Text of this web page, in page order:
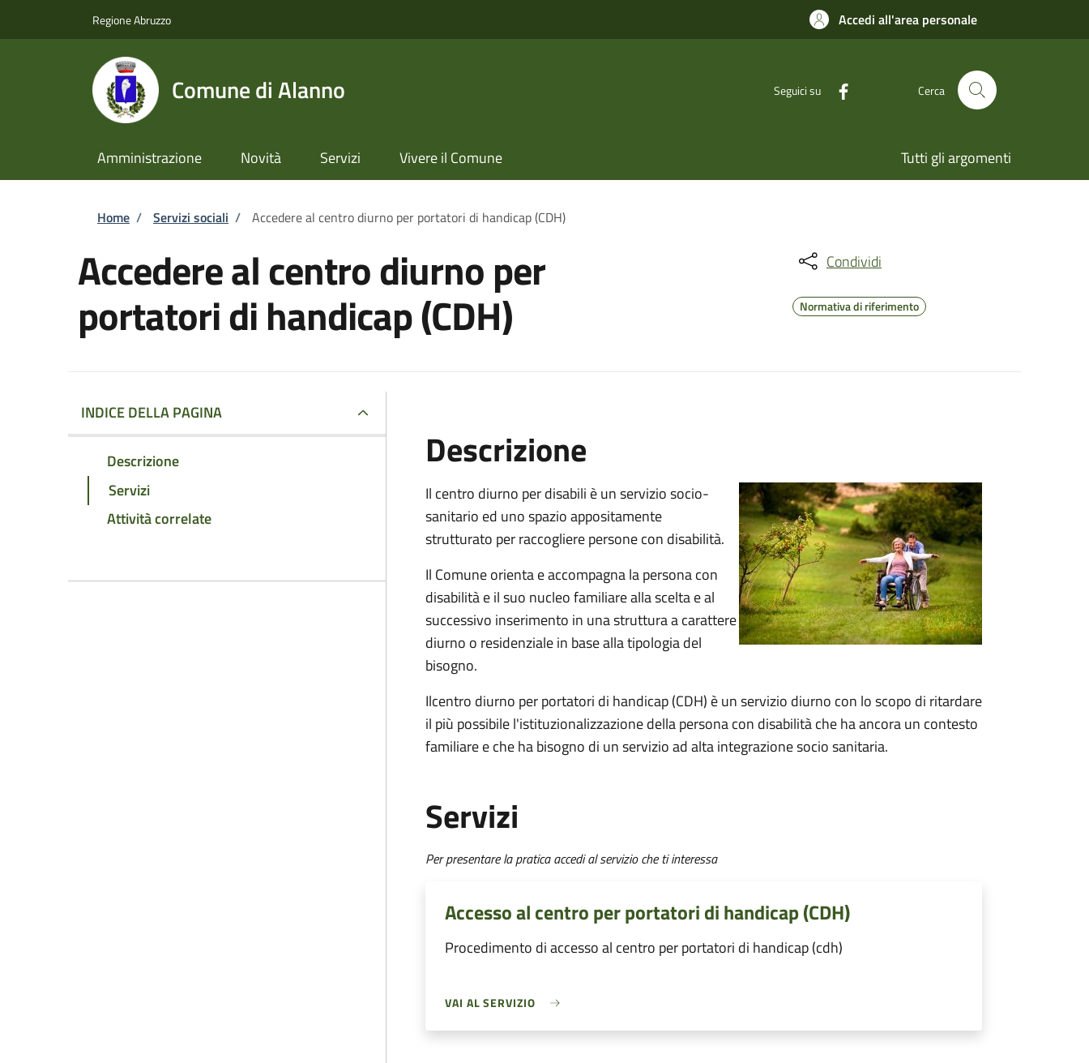
Regione Abruzzo Accedi all'area personale
Comune di Alanno Seguici su Cerca
Amministrazione Novità Servizi Vivere il Comune Tutti gli argomenti
Briciole di pane
Home / Servizi sociali / Accedere al centro diurno per portatori di handicap (CDH)
Accedere al centro diurno per
portatori di handicap (CDH)
Condividi
Normativa di riferimento
INDICE DELLA PAGINA
Descrizione
Servizi
Attività correlate
Descrizione
Il centro diurno per disabili è un servizio socio-
sanitario ed uno spazio appositamente
strutturato per raccogliere persone con disabilità.
Il Comune orienta e accompagna la persona con
disabilità e il suo nucleo familiare alla scelta e al
successivo inserimento in una struttura a carattere
diurno o residenziale in base alla tipologia del
bisogno.
Ilcentro diurno per portatori di handicap (CDH) è un servizio diurno con lo scopo di ritardare
il più possibile l'istituzionalizzazione della persona con disabilità che ha ancora un contesto
familiare e che ha bisogno di un servizio ad alta integrazione socio sanitaria.
Servizi
Per presentare la pratica accedi al servizio che ti interessa
Accesso al centro per portatori di handicap (CDH)
Procedimento di accesso al centro per portatori di handicap (cdh)
VAI AL SERVIZIO